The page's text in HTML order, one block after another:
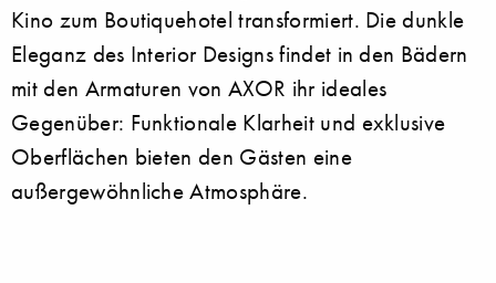
Kino zum Boutiquehotel transformiert. Die dunkle
Eleganz des Interior Designs findet in den Bädern
mit den Armaturen von AXOR ihr ideales
Gegenüber: Funktionale Klarheit und exklusive
Oberflächen bieten den Gästen eine
außergewöhnliche Atmosphäre.